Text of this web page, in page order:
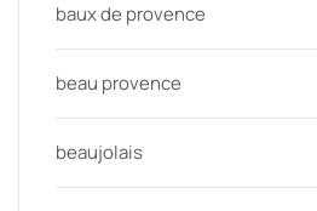
baux de provence
beau provence
beaujolais